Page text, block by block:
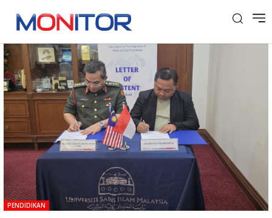
Tag: Pengabdian
PENDIDIKAN